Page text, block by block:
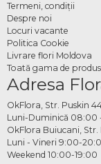
Termeni, condiţii
Despre noi
Locuri vacante
Politica Cookie
Livrare flori Moldova
Toată gama de
Adresa
OkFlora, Str. Puskin
Luni-Duminică 08:00
OkFlora Buiucani,
Luni - Vineri 9:00-
Weekend 10:00-19:00